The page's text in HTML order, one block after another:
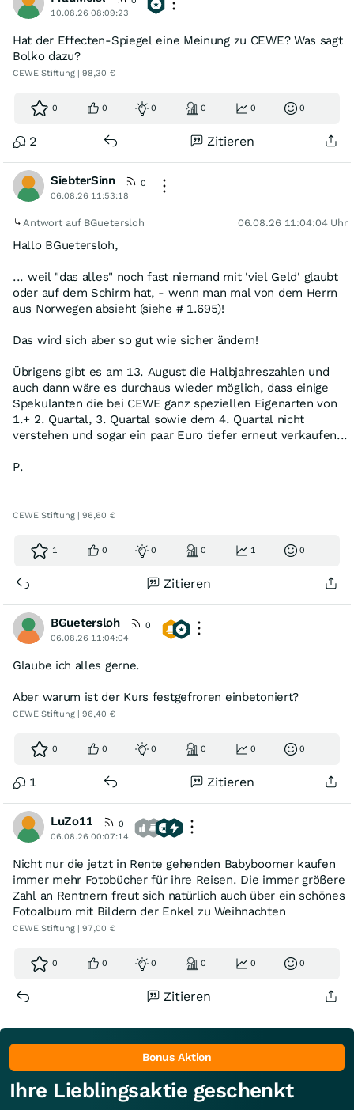
10.08.26 08:09:23
Hat der Effecten-Spiegel eine Meinung zu CEWE? Was sagt
Bolko dazu?
CEWE Stiftung | 98,30 €
0 0 0 0 0 0
2 Zitieren
SiebterSinn
0
06.08.26 11:53:18
Antwort auf BGuetersloh 06.08.26 11:04:04 Uhr
Hallo BGuetersloh,
... weil "das alles" noch fast niemand mit 'viel Geld' glaubt
oder auf dem Schirm hat, - wenn man mal von dem Herrn
aus Norwegen absieht (siehe # 1.695)!
Das wird sich aber so gut wie sicher ändern!
Übrigens gibt es am 13. August die Halbjahreszahlen und
auch dann wäre es durchaus wieder möglich, dass einige
Spekulanten die bei CEWE ganz speziellen Eigenarten von
1.+ 2. Quartal, 3. Quartal sowie dem 4. Quartal nicht
verstehen und sogar ein paar Euro tiefer erneut verkaufen...
P.
CEWE Stiftung | 96,60 €
1 0 0 0 1 0
Zitieren
BGuetersloh
0
06.08.26 11:04:04
Glaube ich alles gerne.
Aber warum ist der Kurs festgefroren einbetoniert?
CEWE Stiftung | 96,40 €
0 0 0 0 0 0
1 Zitieren
LuZo11
0
06.08.26 00:07:14
Nicht nur die jetzt in Rente gehenden Babyboomer kaufen
immer mehr Fotobücher für ihre Reisen. Die immer größere
Zahl an Rentnern freut sich natürlich auch über ein schönes
Fotoalbum mit Bildern der Enkel zu Weihnachten
CEWE Stiftung | 97,00 €
0 0 0 0 0 0
Zitieren
Bonus Aktion
Ihre Lieblingsaktie geschenkt